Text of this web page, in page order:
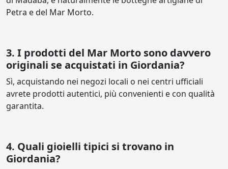
Petra e del Mar Morto.
3. I prodotti del Mar Morto sono davvero
originali se acquistati in Giordania?
Sì, acquistando nei negozi locali o nei centri ufficiali
avrete prodotti autentici, più convenienti e con qualità
garantita.
4. Quali gioielli tipici si trovano in
Giordania?